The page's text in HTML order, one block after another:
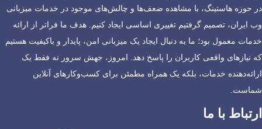
در حوزه هاستینگ، با مشاهده ضعف‌ها و چالش‌های موجود در خدمات میزبانی
وب ایران، تصمیم گرفتیم تغییری اساسی ایجاد کنیم. هدف ما فراتر از ارائه
خدمات معمول بود؛ ما به دنبال ایجاد یک میزبانی امن، پایدار و باکیفیت هستیم
که نیازهای واقعی کاربران را پاسخ دهد. امروز، جهش سرور نه فقط یک
ارائه‌دهنده خدمات، بلکه یک همراه مطمئن برای کسب‌وکارهای آنلاین
شماست.
ارتباط با ما